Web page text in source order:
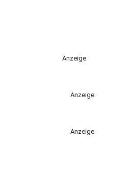
Anzeige
Anzeige
Anzeige